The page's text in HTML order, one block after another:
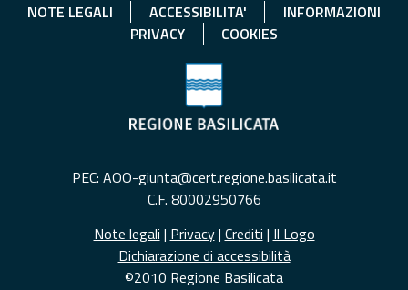
NOTE LEGALI ACCESSIBILITA'
INFORMAZIONI
PRIVACY
COOKIES
PEC: AOO-giunta@cert.regione.basilicata.it
C.F. 80002950766
Note legali | Privacy| Crediti | Il Logo
Dichiarazione di accessibilità
©2010 Regione Basilicata